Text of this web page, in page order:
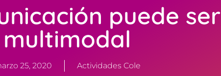
puede ser
multimodal
25, 2020 Actividades Cole